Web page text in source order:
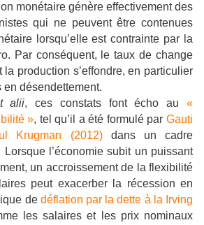
monétaire génère effectivement des
qui ne peuvent être contenues
lorsqu’elle est contrainte par la
Par conséquent, le taux de change
production s’effondre, en particulier
désendettement.
alii, ces constats font écho au «
», tel qu’il a été formulé parGauti
Krugman (2012) dans un cadre
Lorsque l’économie subit un puissant
un accroissement de la flexibilité
peut exacerber la récession en
de déflation par la dette à la Irving
les salaires et les prix nominaux